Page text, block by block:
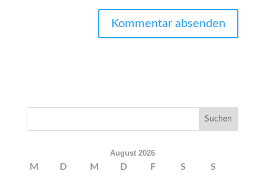
August 2026
M D M D F S S